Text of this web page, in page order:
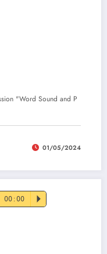
"Word Sound and P
01/05/2024
00:00 P